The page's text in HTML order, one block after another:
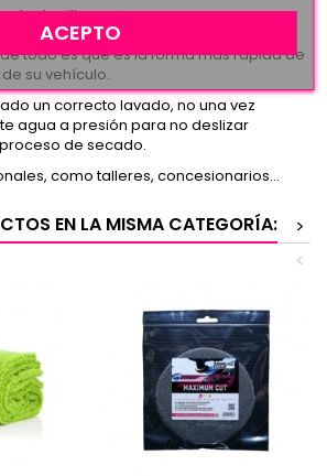
de silicona asegura que no
en la superficie que está secando en
todo es que es la forma más rápida de
su vehículo.
un correcto lavado, no una vez
agua a presión para no deslizar
de secado.
como talleres, concesionarios...
EN LA MISMA CATEGORÍA:
>
<
ACEPTO